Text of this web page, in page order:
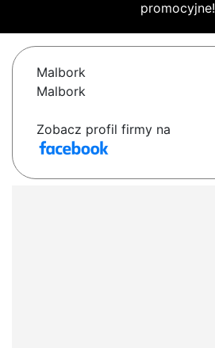
promocyjne!
Malbork
Malbork
Zobacz profil firmy na